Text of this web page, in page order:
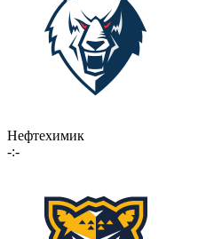
Нефтехимик
-:-